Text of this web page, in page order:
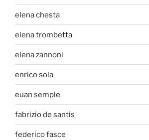
elena chesta
elena trombetta
elena zannoni
enrico sola
euan semple
fabrizio de santis
federico fasce